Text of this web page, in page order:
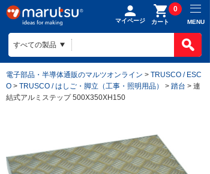
マイページ カート
0
MENU
電子部品・半導体通販のマルツオンライン > TRUSCO / ESC
O > TRUSCO / はしご・脚立（工事・照明用品） > 踏台 > 連
結式アルミステップ 500X350XH150